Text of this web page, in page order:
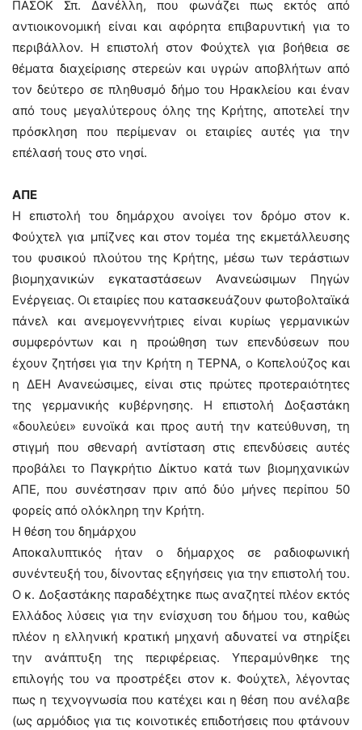
ΠΑΣΟΚ Σπ. Δανέλλη, που φωνάζει πως εκτός από
αντιοικονομική είναι και αφόρητα επιβαρυντική για το
περιβάλλον. Η επιστολή στον Φούχτελ για βοήθεια σε
θέματα διαχείρισης στερεών και υγρών αποβλήτων από
τον δεύτερο σε πληθυσμό δήμο του Ηρακλείου και έναν
από τους μεγαλύτερους όλης της Κρήτης, αποτελεί την
πρόσκληση που περίμεναν οι εταιρίες αυτές για την
επέλασή τους στο νησί.
ΑΠΕ
Η επιστολή του δημάρχου ανοίγει τον δρόμο στον κ.
Φούχτελ για μπίζνες και στον τομέα της εκμετάλλευσης
του φυσικού πλούτου της Κρήτης, μέσω των τεράστιων
βιομηχανικών εγκαταστάσεων Ανανεώσιμων Πηγών
Ενέργειας. Οι εταιρίες που κατασκευάζουν φωτοβολταϊκά
πάνελ και ανεμογεννήτριες είναι κυρίως γερμανικών
συμφερόντων και η προώθηση των επενδύσεων που
έχουν ζητήσει για την Κρήτη η ΤΕΡΝΑ, ο Κοπελούζος και
η ΔΕΗ Ανανεώσιμες, είναι στις πρώτες προτεραιότητες
της γερμανικής κυβέρνησης. Η επιστολή Δοξαστάκη
«δουλεύει» ευνοϊκά και προς αυτή την κατεύθυνση, τη
στιγμή που σθεναρή αντίσταση στις επενδύσεις αυτές
προβάλει το Παγκρήτιο Δίκτυο κατά των βιομηχανικών
ΑΠΕ, που συνέστησαν πριν από δύο μήνες περίπου 50
φορείς από ολόκληρη την Κρήτη.
Η θέση του δημάρχου
Αποκαλυπτικός ήταν ο δήμαρχος σε ραδιοφωνική
συνέντευξή του, δίνοντας εξηγήσεις για την επιστολή του.
Ο κ. Δοξαστάκης παραδέχτηκε πως αναζητεί πλέον εκτός
Ελλάδος λύσεις για την ενίσχυση του δήμου του, καθώς
πλέον η ελληνική κρατική μηχανή αδυνατεί να στηρίξει
την ανάπτυξη της περιφέρειας. Υπεραμύνθηκε της
επιλογής του να προστρέξει στον κ. Φούχτελ, λέγοντας
πως η τεχνογνωσία που κατέχει και η θέση που ανέλαβε
(ως αρμόδιος για τις κοινοτικές επιδοτήσεις που φτάνουν